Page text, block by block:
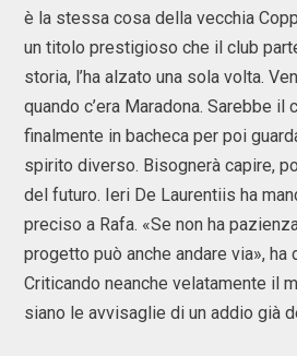
è la stessa cosa della vecchia
un titolo prestigioso che il club
storia, l’ha alzato una sola volta.
quando c’era Maradona. Sarebbe
finalmente in bacheca per poi
spirito diverso. Bisognerà capire,
del futuro. Ieri De Laurentiis ha
preciso a Rafa. «Se non ha
progetto può anche andare via», ha
Criticando neanche velatamente il
siano le avvisaglie di un addio già